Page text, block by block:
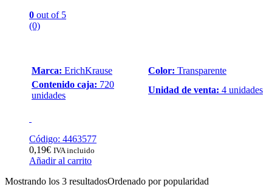
0 out of 5
(0)
Marca: ErichKrause Color: Transparente
Contenido caja: 720
unidades
Unidad de venta: 4 unidades
Código: 4463577
0,19€ IVA incluido
Añadir al carrito
Mostrando los 3 resultadosOrdenado por popularidad